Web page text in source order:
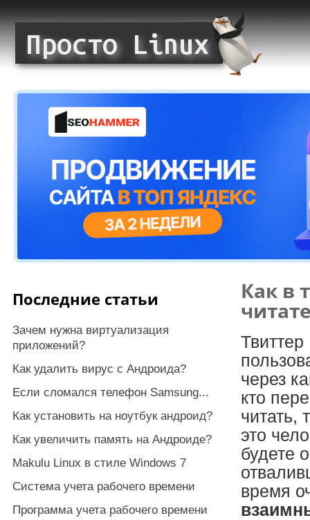
Как в
через
кто
читать,
это
будете
время
Последние статьи
Зачем нужна виртуализация
приложений?
Как удалить вирус с Андроида?
Если сломался телефон Samsung...
Как установить на ноутбук андроид?
Как увеличить память на Андроиде?
Makulu Linux в стиле Windows 7
Система учета рабочего времени
Программа учета рабочего времени